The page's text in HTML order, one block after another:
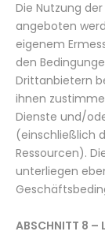
Die Nutzung
angeboten
eigenem
den
Drittanbietern
ihnen
Dienste und/
(einschließlich
Ressourcen).
unterliegen
ABSCHNITT 8 –